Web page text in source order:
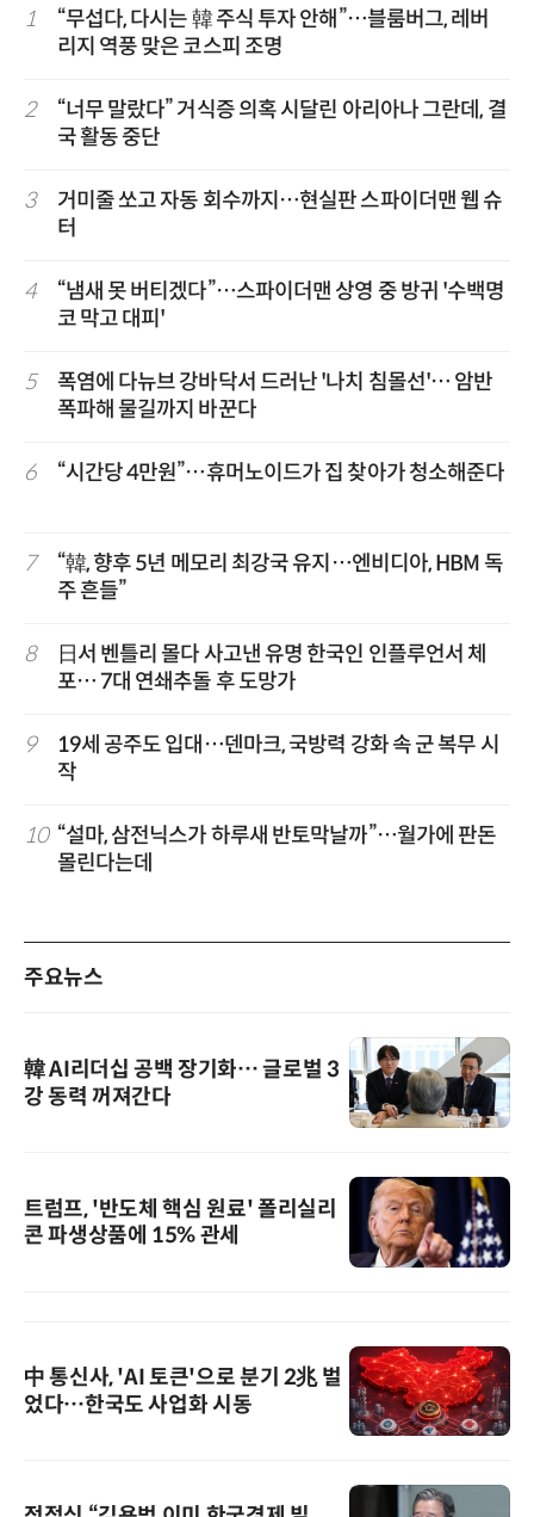
1
“무섭다, 다시는 韓 주식 투자 안해”…블룸버그, 레버
리지 역풍 맞은 코스피 조명
2
“너무 말랐다” 거식증 의혹 시달린 아리아나 그란데, 결
국 활동 중단
3
거미줄 쏘고 자동 회수까지…현실판 스파이더맨 웹 슈
터
4
“냄새 못 버티겠다”…스파이더맨 상영 중 방귀 '수백명
코 막고 대피'
5
폭염에 다뉴브 강바닥서 드러난 '나치 침몰선'… 암반
폭파해 물길까지 바꾼다
6 “시간당 4만원”…휴머노이드가 집 찾아가 청소해준다
7
“韓, 향후 5년 메모리 최강국 유지…엔비디아, HBM 독
주 흔들”
8
日서 벤틀리 몰다 사고낸 유명 한국인 인플루언서 체
포… 7대 연쇄추돌 후 도망가
9
19세 공주도 입대…덴마크, 국방력 강화 속 군 복무 시
작
10 “설마, 삼전닉스가 하루새 반토막날까”…월가에 판돈
몰린다는데
주요뉴스
韓 AI리더십 공백 장기화… 글로벌 3
강 동력 꺼져간다
트럼프, '반도체 핵심 원료' 폴리실리
콘 파생상품에 15% 관세
中 통신사, 'AI 토큰'으로 분기 2兆 벌
었다…한국도 사업화 시동